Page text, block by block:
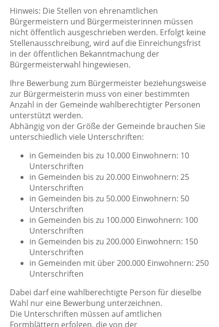
Hinweis: Die Stellen von ehrenamtlichen
Bürgermeistern und Bürgermeisterinnen müssen
nicht öffentlich ausgeschrieben werden. Erfolgt keine
Stellenausschreibung, wird auf die Einreichungsfrist
in der öffentlichen Bekanntmachung der
Bürgermeisterwahl hingewiesen.
Ihre Bewerbung zum Bürgermeister beziehungsweise
zur Bürgermeisterin muss von einer bestimmten
Anzahl in der Gemeinde wahlberechtigter Personen
unterstützt werden.
Abhängig von der Größe der Gemeinde brauchen Sie
unterschiedlich viele Unterschriften:
in Gemeinden bis zu 10.000 Einwohnern: 10
Unterschriften
in Gemeinden bis zu 20.000 Einwohnern: 25
Unterschriften
in Gemeinden bis zu 50.000 Einwohnern: 50
Unterschriften
in Gemeinden bis zu 100.000 Einwohnern: 100
Unterschriften
in Gemeinden bis zu 200.000 Einwohnern: 150
Unterschriften
in Gemeinden mit über 200.000 Einwohnern: 250
Unterschriften
Dabei darf eine wahlberechtigte Person für dieselbe
Wahl nur eine Bewerbung unterzeichnen.
Die Unterschriften müssen auf amtlichen
Formblättern erfolgen, die von der